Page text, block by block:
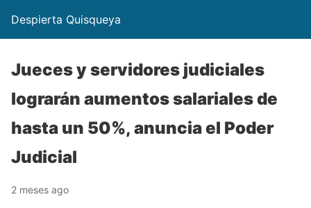
Despierta Quisqueya
Jueces y servidores judiciales
lograrán aumentos salariales de
hasta un 50%, anuncia el Poder
Judicial
2 meses ago